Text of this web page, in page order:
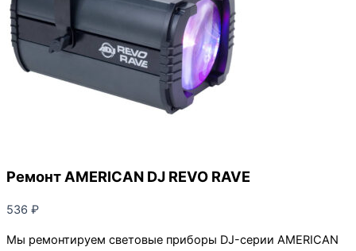
Ремонт AMERICAN DJ REVO RAVE
536 ₽
Мы ремонтируем световые приборы DJ-серии AMERICAN